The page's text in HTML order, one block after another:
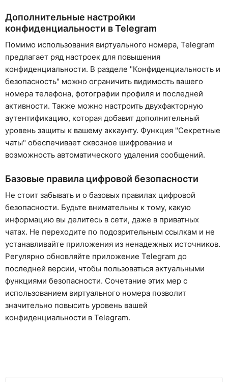
Дополнительные настройки
конфиденциальности в Telegram
Помимо использования виртуального номера, Telegram
предлагает ряд настроек для повышения
конфиденциальности. В разделе "Конфиденциальность и
безопасность" можно ограничить видимость вашего
номера телефона, фотографии профиля и последней
активности. Также можно настроить двухфакторную
аутентификацию, которая добавит дополнительный
уровень защиты к вашему аккаунту. Функция "Секретные
чаты" обеспечивает сквозное шифрование и
возможность автоматического удаления сообщений.
Базовые правила цифровой безопасности
Не стоит забывать и о базовых правилах цифровой
безопасности. Будьте внимательны к тому, какую
информацию вы делитесь в сети, даже в приватных
чатах. Не переходите по подозрительным ссылкам и не
устанавливайте приложения из ненадежных источников.
Регулярно обновляйте приложение Telegram до
последней версии, чтобы пользоваться актуальными
функциями безопасности. Сочетание этих мер с
использованием виртуального номера позволит
значительно повысить уровень вашей
конфиденциальности в Telegram.